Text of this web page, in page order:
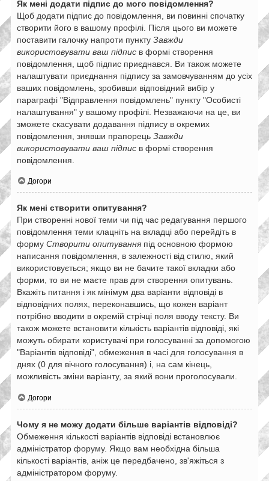
Як мені додати підпис до мого повідомлення?
Щоб додати підпис до повідомлення, ви повинні спочатку
створити його в вашому профілі. Після цього ви можете
поставити галочку напроти пункту Завжди
використовувати ваш підпис в формі створення
повідомлення, щоб підпис приєднався. Ви також можете
налаштувати приєднання підпису за замовчуванням до усіх
ваших повідомлень, зробивши відповідний вибір у
параграфі "Відправлення повідомлень" пункту "Особисті
налаштування" у вашому профілі. Незважаючи на це, ви
зможете скасувати додавання підпису в окремих
повідомлення, знявши прапорець Завжди
використовувати ваш підпис в формі створення
повідомлення.
Догори
Як мені створити опитування?
При створенні нової теми чи під час редагування першого
повідомлення теми клацніть на вкладці або перейдіть в
форму Створити опитування під основною формою
написання повідомлення, в залежності від стилю, який
використовується; якщо ви не бачите такої вкладки або
форми, то ви не маєте прав для створення опитувань.
Вкажіть питання і як мінімум два варіанти відповіді в
відповідних полях, переконавшись, що кожен варіант
потрібно вводити в окремій стрічці поля вводу тексту. Ви
також можете встановити кількість варіантів відповіді, які
можуть обирати користувачі при голосуванні за допомогою
"Варіантів відповіді", обмеження в часі для голосування в
днях (0 для вічного голосування) і, на сам кінець,
можливість зміни варіанту, за який вони проголосували.
Догори
Чому я не можу додати більше варіантів відповіді?
Обмеження кількості варіантів відповіді встановлює
адміністратор форуму. Якщо вам необхідна більша
кількості варіантів, аніж це передбачено, зв'яжіться з
адміністратором форуму.